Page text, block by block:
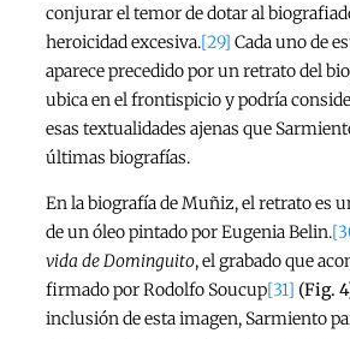
conjurar el temor de dotar al
heroicidad excesiva.[29] Cada uno de
aparece precedido por un retrato del
ubica en el frontispicio y podría
esas textualidades ajenas que
últimas biografías.
En la biografía de Muñiz, el retrato es
de un óleo pintado por Eugenia Belin.
vida de Dominguito, el grabado que
firmado por Rodolfo Soucup[31] (Fig.
inclusión de esta imagen, Sarmiento